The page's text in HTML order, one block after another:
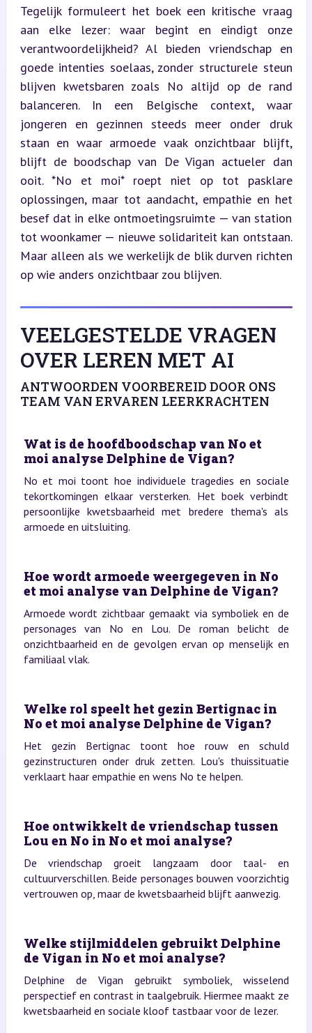
Tegelijk formuleert het boek een kritische vraag
aan elke lezer: waar begint en eindigt onze
verantwoordelijkheid? Al bieden vriendschap en
goede intenties soelaas, zonder structurele steun
blijven kwetsbaren zoals No altijd op de rand
balanceren. In een Belgische context, waar
jongeren en gezinnen steeds meer onder druk
staan en waar armoede vaak onzichtbaar blijft,
blijft de boodschap van De Vigan actueler dan
ooit. *No et moi* roept niet op tot pasklare
oplossingen, maar tot aandacht, empathie en het
besef dat in elke ontmoetingsruimte — van station
tot woonkamer — nieuwe solidariteit kan ontstaan.
Maar alleen als we werkelijk de blik durven richten
op wie anders onzichtbaar zou blijven.
VEELGESTELDE VRAGEN
OVER LEREN MET AI
ANTWOORDEN VOORBEREID DOOR ONS
TEAM VAN ERVAREN LEERKRACHTEN
Wat is de hoofdboodschap van No et
moi analyse Delphine de Vigan?
No et moi toont hoe individuele tragedies en sociale
tekortkomingen elkaar versterken. Het boek verbindt
persoonlijke kwetsbaarheid met bredere thema's als
armoede en uitsluiting.
Hoe wordt armoede weergegeven in No
et moi analyse van Delphine de Vigan?
Armoede wordt zichtbaar gemaakt via symboliek en de
personages van No en Lou. De roman belicht de
onzichtbaarheid en de gevolgen ervan op menselijk en
familiaal vlak.
Welke rol speelt het gezin Bertignac in
No et moi analyse Delphine de Vigan?
Het gezin Bertignac toont hoe rouw en schuld
gezinstructuren onder druk zetten. Lou's thuissituatie
verklaart haar empathie en wens No te helpen.
Hoe ontwikkelt de vriendschap tussen
Lou en No in No et moi analyse?
De vriendschap groeit langzaam door taal- en
cultuurverschillen. Beide personages bouwen voorzichtig
vertrouwen op, maar de kwetsbaarheid blijft aanwezig.
Welke stijlmiddelen gebruikt Delphine
de Vigan in No et moi analyse?
Delphine de Vigan gebruikt symboliek, wisselend
perspectief en contrast in taalgebruik. Hiermee maakt ze
kwetsbaarheid en sociale kloof tastbaar voor de lezer.